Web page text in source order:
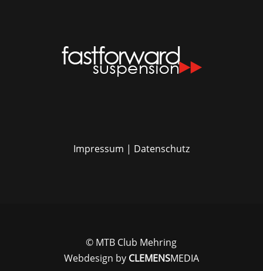
Impressum | Datenschutz
© MTB Club Mehring
Webdesign by CLEMENSMEDIA